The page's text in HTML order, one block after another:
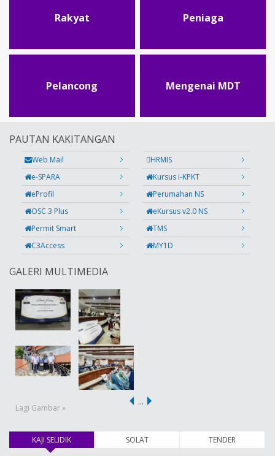
Rakyat Peniaga
Pelancong Mengenai MDT
PAUTAN KAKITANGAN
Web Mail
HRMIS
e-SPARA
Kursus i-KPKT
eProfil
Perumahan NS
OSC 3 Plus
eKursus v2.0 NS
Permit Smart
TMS
C3Access
MY1D
GALERI MULTIMEDIA
Lagi Gambar »
…
KAJI SELIDIK(tab aktif) SOLAT TENDER